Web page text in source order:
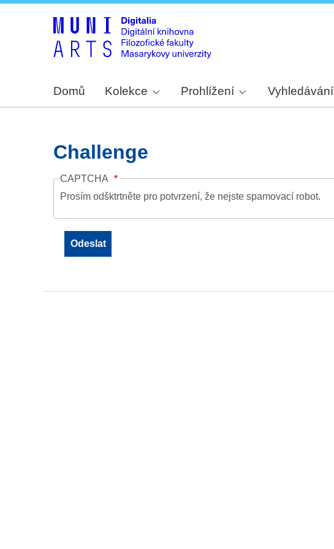
Domů Kolekce Prohlížení Vyhledávání
Challenge
CAPTCHA
Prosím odšktrtněte pro potvrzení, že nejste spamovací robot.